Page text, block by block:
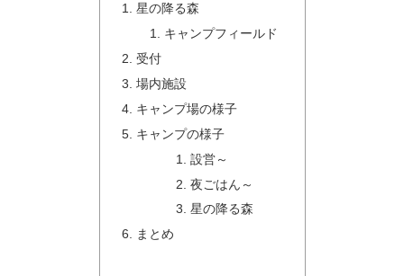
星の降る森
キャンプフィールド
受付
場内施設
キャンプ場の様子
キャンプの様子
設営～
夜ごはん～
星の降る森
まとめ